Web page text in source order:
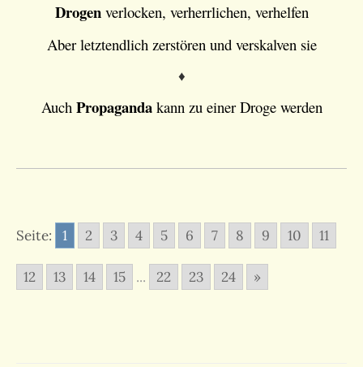
Drogenverlocken, verherrlichen, verhelfen
Aber letztendlich zerstören und verskalven sie
♦
Auch Propagandakann zu einer Droge werden
Seite: 1 2 3 4 5 6 7 8 9 10 11
12 13 14 15 ... 22 23 24 »